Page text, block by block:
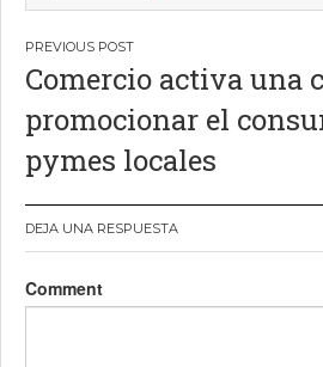
Navegación
de
entradas
Comercio activa una
promocionar el
pymes locales
DEJA UNA RESPUESTA
Comment